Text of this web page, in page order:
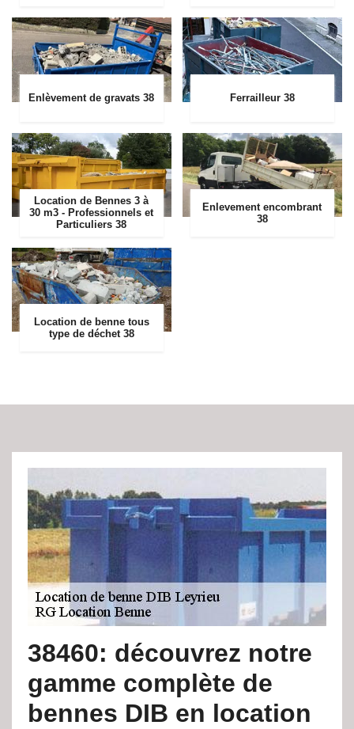
Enlèvement de gravats 38 Ferrailleur 38
Location de Bennes 3 à
30 m3 - Professionnels et
Particuliers 38
Enlevement encombrant
38
Location de benne tous
type de déchet 38
38460: découvrez notre
gamme complète de
bennes DIB en location